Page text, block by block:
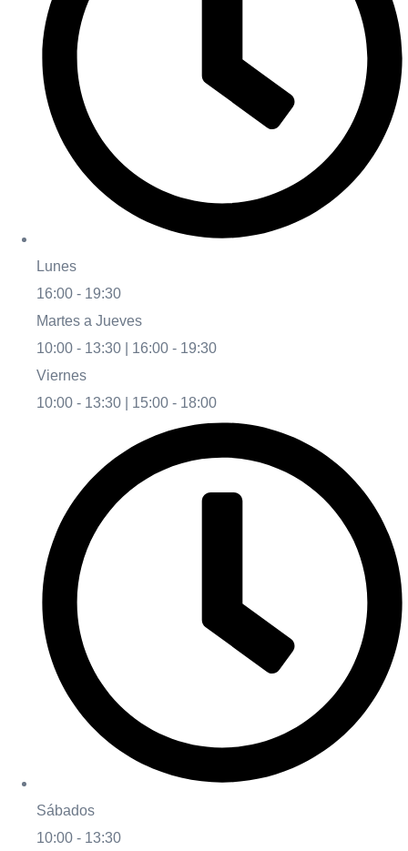
Lunes
16:00 - 19:30
Martes a Jueves
10:00 - 13:30 | 16:00 - 19:30
Viernes
10:00 - 13:30 | 15:00 - 18:00
Sábados
10:00 - 13:30